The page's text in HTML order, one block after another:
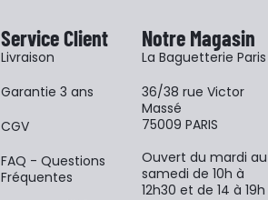
Service Client
Livraison
Garantie 3 ans
CGV
FAQ - Questions
Fréquentes
Notre Magasin
La Baguetterie Paris
36/38 rue Victor
Massé
75009 PARIS
Ouvert du mardi au
samedi de 10h à
12h30 et de 14 à 19h